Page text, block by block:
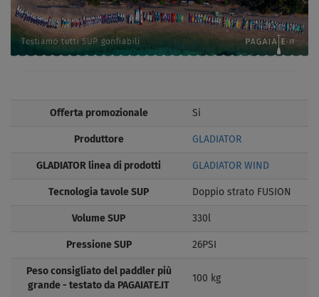
Offerta promozionale Si
Produttore GLADIATOR
GLADIATOR linea di prodotti GLADIATOR WIND
Tecnologia tavole SUP Doppio strato FUSION
Volume SUP 330l
Pressione SUP 26PSI
Peso consigliato del paddler più
grande - testato da PAGAIATE.IT
100 kg